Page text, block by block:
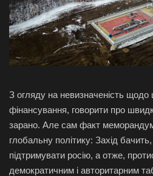
З огляду на невизначеність щодо
фінансування, говорити про
зарано. Але сам факт
глобальну політику: Захід
підтримувати росію, а отже,
демократичним і авторитарним